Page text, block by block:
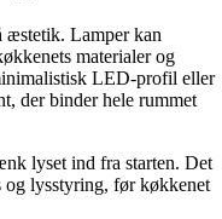
æstetik. Lamper kan
materialer og
LED-profil eller
der binder hele rummet
lyset ind fra starten. Det
og lysstyring, før køkkenet